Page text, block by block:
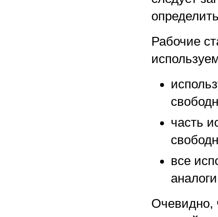
Рабочие
часть
все
Очевидно,